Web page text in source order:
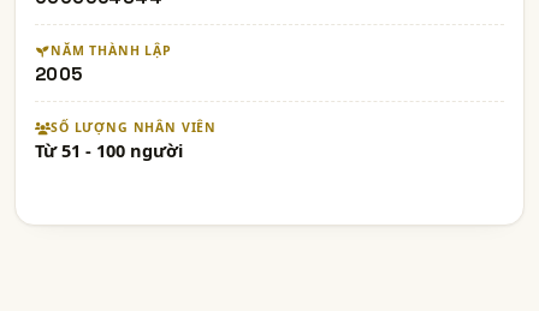
NĂM THÀNH LẬP
2005
SỐ LƯỢNG NHÂN VIÊN
Từ 51 - 100 người